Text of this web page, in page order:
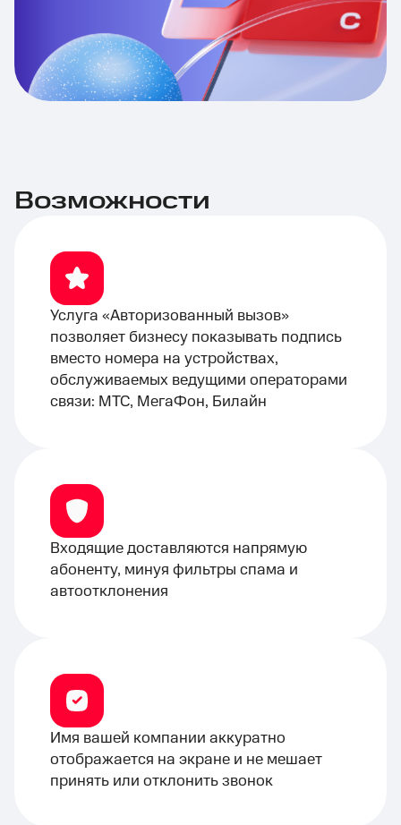
Возможности
Услуга «Авторизованный вызов»
позволяет бизнесу показывать подпись
вместо номера на устройствах,
обслуживаемых ведущими операторами
связи: МТС, МегаФон, Билайн
Входящие доставляются напрямую
абоненту, минуя фильтры спама и
автоотклонения
Имя вашей компании аккуратно
отображается на экране и не мешает
принять или отклонить звонок